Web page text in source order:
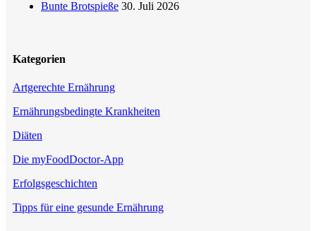
Bunte Brotspieße 30. Juli 2026
Kategorien
Artgerechte Ernährung
Ernährungsbedingte Krankheiten
Diäten
Die myFoodDoctor-App
Erfolgsgeschichten
Tipps für eine gesunde Ernährung